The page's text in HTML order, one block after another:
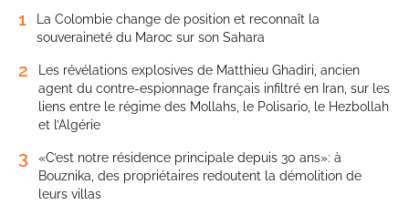
1
La Colombie change de position et reconnaît la
souveraineté du Maroc sur son Sahara
2
Les révélations explosives de Matthieu Ghadiri, ancien
agent du contre-espionnage français infiltré en Iran, sur les
liens entre le régime des Mollahs, le Polisario, le Hezbollah
et l’Algérie
3
«C’est notre résidence principale depuis 30 ans»: à
Bouznika, des propriétaires redoutent la démolition de
leurs villas